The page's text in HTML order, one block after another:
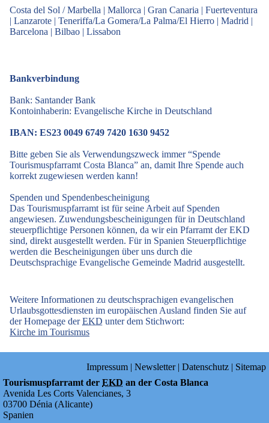
Costa del Sol / Marbella | Mallorca | Gran Canaria | Fuerteventura
| Lanzarote | Teneriffa/La Gomera/La Palma/El Hierro | Madrid |
Barcelona | Bilbao | Lissabon
Bankverbindung
Bank: Santander Bank
Kontoinhaberin: Evangelische Kirche in Deutschland
IBAN: ES23 0049 6749 7420 1630 9452
Bitte geben Sie als Verwendungszweck immer “Spende
Tourismuspfarramt Costa Blanca” an, damit Ihre Spende auch
korrekt zugewiesen werden kann!
Spenden und Spendenbescheinigung
Das Tourismuspfarramt ist für seine Arbeit auf Spenden
angewiesen. Zuwendungsbescheinigungen für in Deutschland
steuerpflichtige Personen können, da wir ein Pfarramt der EKD
sind, direkt ausgestellt werden. Für in Spanien Steuerpflichtige
werden die Bescheinigungen über uns durch die
Deutschsprachige Evangelische Gemeinde Madrid ausgestellt.
Weitere Informationen zu deutschsprachigen evangelischen
Urlaubsgottesdiensten im europäischen Ausland finden Sie auf
der Homepage derEKD unter dem Stichwort:
Kirche im Tourismus
Impressum | Newsletter| Datenschutz | Sitemap
Tourismuspfarramt der EKD an der Costa Blanca
Avenida Les Corts Valencianes, 3
03700 Dénia (Alicante)
Spanien